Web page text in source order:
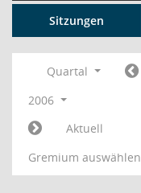
Sitzungen
Quartal
2006
Aktuell
Gremium auswählen